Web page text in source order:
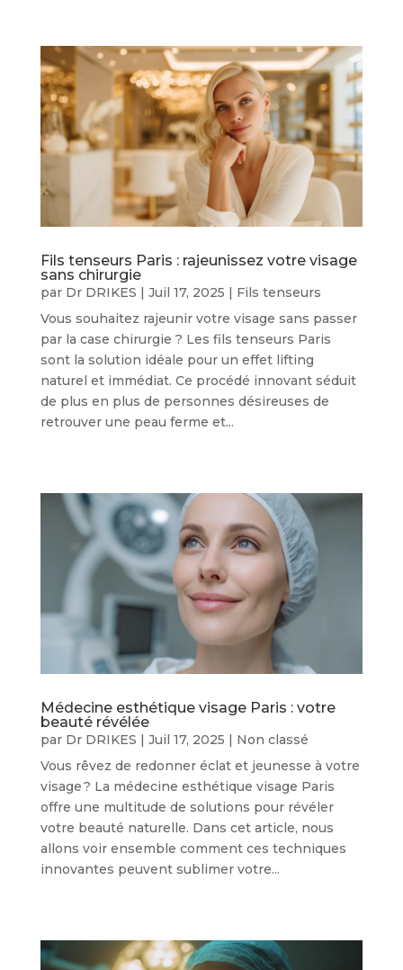
Fils tenseurs Paris : rajeunissez votre visage
sans chirurgie
par Dr DRIKES | Juil 17, 2025 | Fils tenseurs
Vous souhaitez rajeunir votre visage sans passer
par la case chirurgie ? Les fils tenseurs Paris
sont la solution idéale pour un effet lifting
naturel et immédiat. Ce procédé innovant séduit
de plus en plus de personnes désireuses de
retrouver une peau ferme et...
Médecine esthétique visage Paris : votre
beauté révélée
par Dr DRIKES | Juil 17, 2025 | Non classé
Vous rêvez de redonner éclat et jeunesse à votre
visage ? La médecine esthétique visage Paris
offre une multitude de solutions pour révéler
votre beauté naturelle. Dans cet article, nous
allons voir ensemble comment ces techniques
innovantes peuvent sublimer votre...